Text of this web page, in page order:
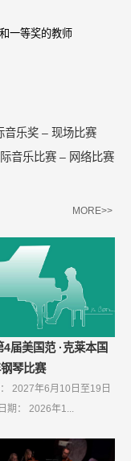
一等奖的教师
音乐奖 – 现场比赛
音乐比赛 – 网络比赛
MORE>>
届美国范 ·克莱本国
琴比赛
2027年6月10日至19日
期： 2026年1...